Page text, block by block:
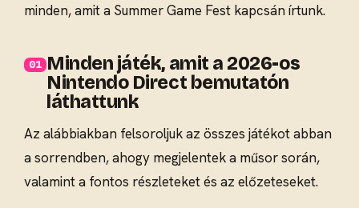
minden, amit a Summer Game Fest kapcsán írtunk.
Minden játék, amit a 2026-os
Nintendo Direct bemutatón
láthattunk
Az alábbiakban felsoroljuk az összes játékot abban
a sorrendben, ahogy megjelentek a műsor során,
valamint a fontos részleteket és az előzeteseket.